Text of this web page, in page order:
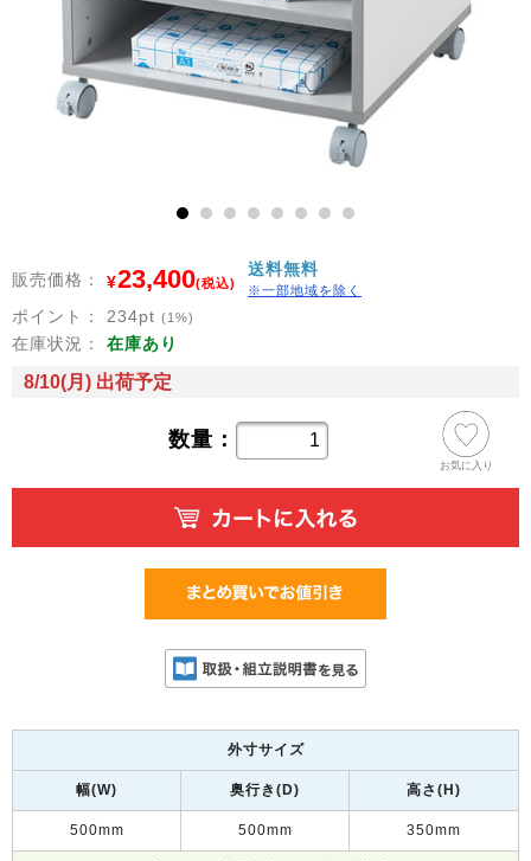
販売価格： ¥23,400(税込)
送料無料
※一部地域を除く
ポイント： 234pt (1%)
在庫状況： 在庫あり
8/10(月) 出荷予定
数量：
お気に入り
外寸サイズ
幅(W) 奥行き(D) 高さ(H)
500mm 500mm 350mm